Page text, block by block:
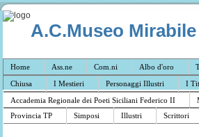
A.C.Museo
Home Ass.ne Com.ni Albo d'oro
Chiusa
I Mestieri Personaggi Illustri I
Accademia Regionale dei Poeti Siciliani Federico II
Provincia TP
Simposi Illustri Scrittori